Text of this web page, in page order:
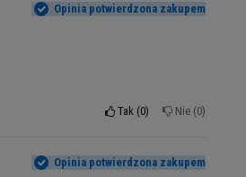
po najwyższą jakość
potencjał.
Opinia potwierdzona zakupem
Tak 0 Nie 0
Opinia potwierdzona zakupem